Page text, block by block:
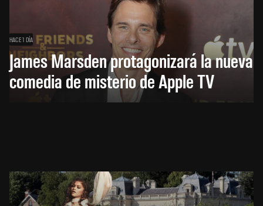
HACE 1 DÍA
James Marsden protagonizará la nueva
comedia de misterio de Apple TV